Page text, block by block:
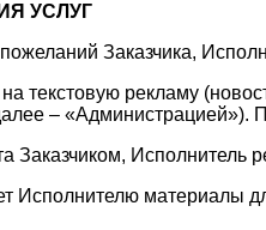
УСЛУГ
Заказчика,
рекламу
– «Администрацией»).
Исполнитель
материалы